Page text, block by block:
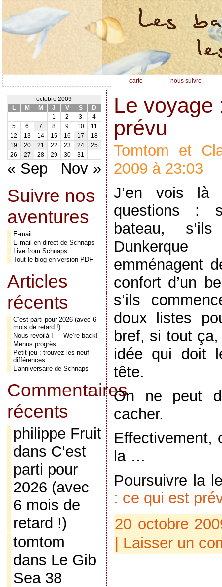
carte nous suivre
octobre 2009
L
M M J V S
D
1
2 3
4
5
6 7 8 9 10
11
12
13 14 15 16 17
18
19
20 21 22 23 24
25
26
27 28 29 30 31
« Sep Nov »
Suivre nos
aventures
E-mail
E-mail en direct de Schnaps
Live from Schnaps
Tout le blog en version PDF
Articles
récents
C’est parti pour 2026 (avec 6
mois de retard !)
Nous revoilà ! — We’re back!
Menus progrès
Petit jeu : trouvez les neuf
différences
L’anniversaire de Schnaps
Commentaires
récents
philippe Fruit
dans C’est
parti pour
2026 (avec
6 mois de
retard !)
tomtom
dans Le Gib
Sea 38
Le voyage
prévu
Tomtom et
2009 à 23:03
J’en vois là
questions :
bateau,
emménagent
confort d’un
s’ils
doux listes
bref, si tout
idée qui doit
tête.
On ne peut
cacher.
Effectivement,
la …
Poursuivre la
: ce qui est
20 octobre
Laisser un